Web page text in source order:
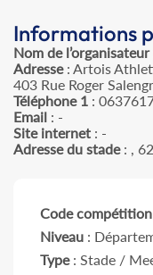
Informations
Nom de l’organisateur
Adresse: Artois
403 Rue Roger
Téléphone 1 :
Email : -
Site internet : -
Adresse du stade: ,
Code compétition
Niveau :
Type: Stade /